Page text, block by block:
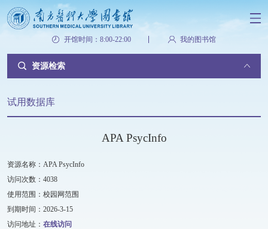
开馆时间：8:00-22:00 我的图书馆
资源检索
试用数据库
APA PsycInfo
资源名称：APA PsycInfo
访问次数：4038
使用范围：校园网范围
到期时间：2026-3-15
访问地址： 在线访问